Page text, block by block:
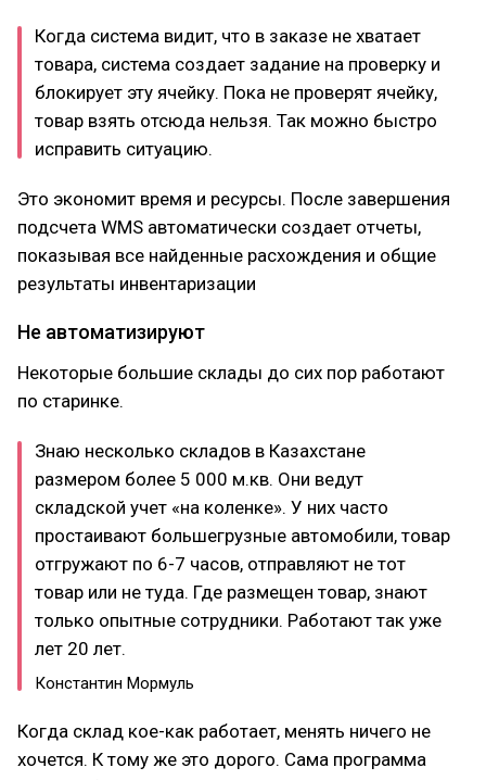
Когда система видит, что в заказе не хватает
товара, система создает задание на проверку и
блокирует эту ячейку. Пока не проверят ячейку,
товар взять отсюда нельзя. Так можно быстро
исправить ситуацию.
Это экономит время и ресурсы. После завершения
подсчета WMS автоматически создает отчеты,
показывая все найденные расхождения и общие
результаты инвентаризации
Не автоматизируют
Некоторые большие склады до сих пор работают
по старинке.
Знаю несколько складов в Казахстане
размером более 5 000 м.кв. Они ведут
складской учет «на коленке». У них часто
простаивают большегрузные автомобили, товар
отгружают по 6-7 часов, отправляют не тот
товар или не туда. Где размещен товар, знают
только опытные сотрудники. Работают так уже
лет 20 лет.
Константин Мормуль
Когда склад кое-как работает, менять ничего не
хочется. К тому же это дорого. Сама программа